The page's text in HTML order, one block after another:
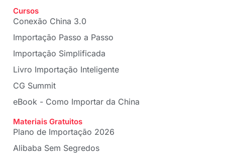
Cursos
Conexão China 3.0
Importação Passo a Passo
Importação Simplificada
Livro Importação Inteligente
CG Summit
eBook - Como Importar da China
Materiais Gratuitos
Plano de Importação 2026
Alibaba Sem Segredos